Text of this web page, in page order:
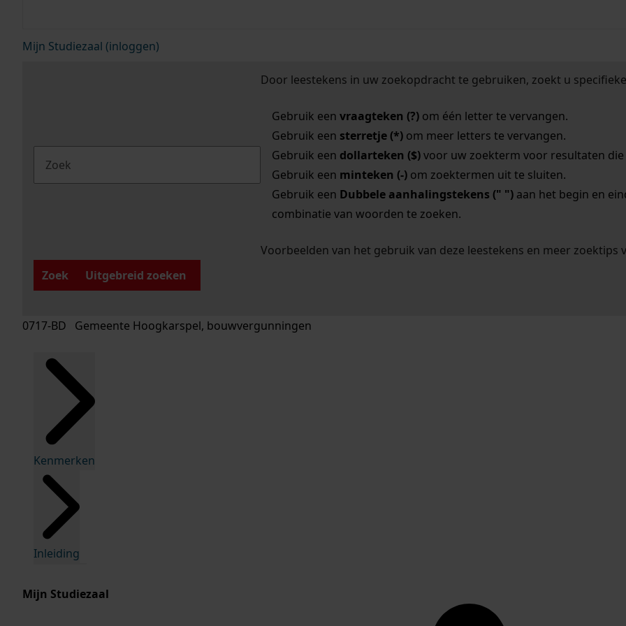
Mijn Studiezaal (inloggen)
Door leestekens in uw zoekopdracht te gebruiken, zoekt u
Gebruik een vraagteken (?)om één letter te vervangen.
Gebruik een sterretje (*)om meer letters te vervangen.
Gebruik een dollarteken ($)voor uw zoekterm voor resultaten die
Gebruik een minteken (-)om zoektermen uit te sluiten.
Gebruik een Dubbele aanhalingstekens (" ")aan het begin en
combinatie van woorden te zoeken.
Voorbeelden van het gebruik van deze leestekens en meer zoektips
Zoek
Uitgebreid zoeken
0717-BD Gemeente Hoogkarspel, bouwvergunningen
Kenmerken
Inleiding
Mijn Studiezaal